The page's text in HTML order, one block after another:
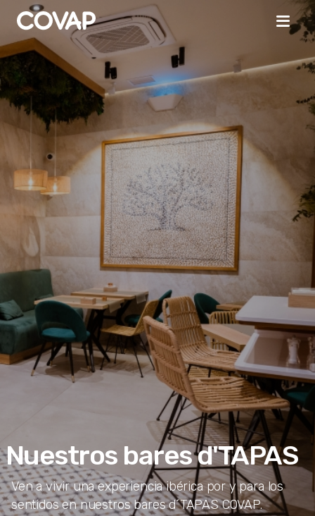
Búsquedas
sugeridas
Tiendas
online
Quiénes
somos
Bienestar
Animal
Nuestros bares d'TAPAS
Ven a vivir una experiencia ibérica por y para los
sentidos en nuestros bares d´TAPAS COVAP.